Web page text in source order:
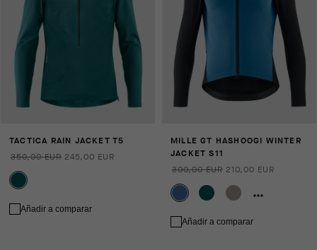
TACTICA RAIN JACKET T5
350,00 EUR 245,00 EUR
Añadir a comparar
MILLE GT HASHOOGI WINTER
JACKET S11
300,00 EUR 210,00 EUR
Añadir a comparar